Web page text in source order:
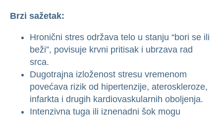
Brzi sažetak:
Hronični stres održava telo u stanju “bori se ili
beži”, povisuje krvni pritisak i ubrzava rad
srca.
Dugotrajna izloženost stresu vremenom
povećava rizik od hipertenzije, ateroskleroze,
infarkta i drugih kardiovaskularnih oboljenja.
Intenzivna tuga ili iznenadni šok mogu